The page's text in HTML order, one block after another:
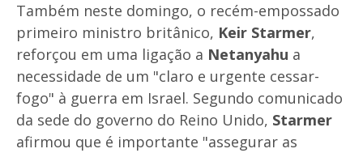
Também neste domingo, o recém-empossado
primeiro ministro britânico, Keir Starmer,
reforçou em uma ligação a Netanyahu a
necessidade de um "claro e urgente cessar-
fogo" à guerra em Israel. Segundo comunicado
da sede do governo do Reino Unido, Starmer
afirmou que é importante "assegurar as